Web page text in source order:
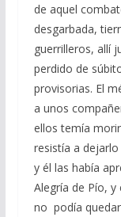
de aquel
desgarbada,
guerrilleros, allí
perdido de
provisorias. El
a unos
ellos temía
resistía a
y él las había
Alegría de Pío,
no podía